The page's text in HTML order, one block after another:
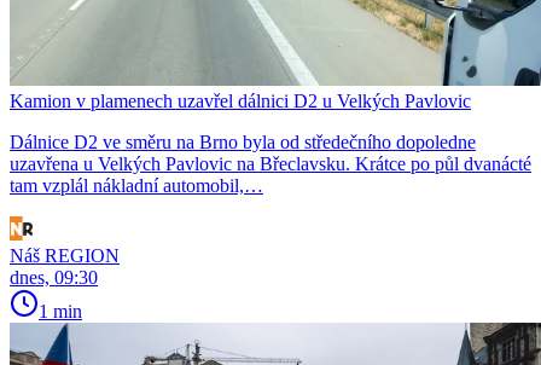
Kamion v plamenech uzavřel dálnici D2 u Velkých Pavlovic
Dálnice D2 ve směru na Brno byla od středečního dopoledne
uzavřena u Velkých Pavlovic na Břeclavsku. Krátce po půl dvanácté
tam vzplál nákladní automobil,…
Náš REGION
dnes, 09:30
1 min